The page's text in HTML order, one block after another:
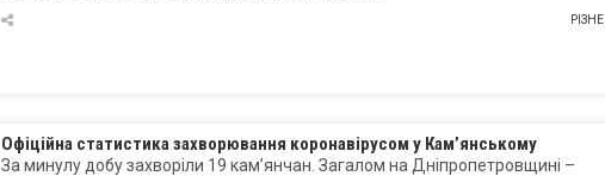
РІЗНЕ
Офіційна статистика захворювання коронавірусом у Кам’янському
За минулу добу захворіли 19 кам’янчан. Загалом на Дніпропетровщині –